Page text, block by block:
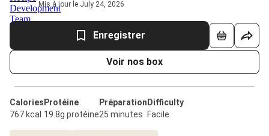
Mis à jour le July 24, 2026
Enregistrer
Voir nos box
Calories
767 kcal
Protéine
19.8g protéine
Préparation
25 minutes
Difficulty
Facile